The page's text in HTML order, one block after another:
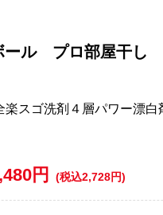
ール プロ部屋干
スゴ洗剤４層パワー漂
円 (税込2,728円)